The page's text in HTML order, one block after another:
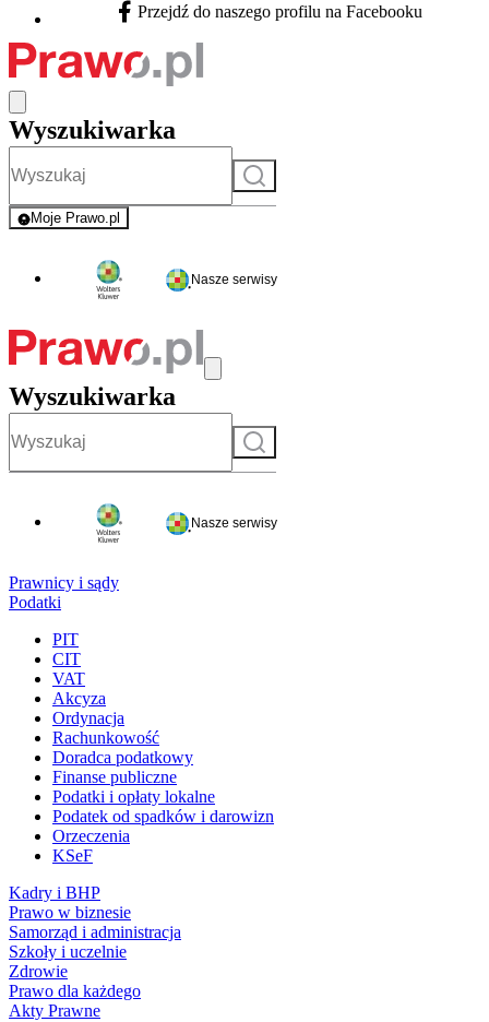
Facebook - otwiera się w nowej karcie
Przejdź do naszego profilu na Facebooku
Wyszukiwarka
Szukaj
Moje Prawo.pl
- rejestracja i logowanie do serwisu
Nasze serwisy
Wyszukiwarka
Szukaj
Nasze serwisy
Prawnicy i sądy
Podatki
PIT
CIT
VAT
Akcyza
Ordynacja
Rachunkowość
Doradca podatkowy
Finanse publiczne
Podatki i opłaty lokalne
Podatek od spadków i darowizn
Orzeczenia
KSeF
Kadry i BHP
Prawo w biznesie
Samorząd i administracja
Szkoły i uczelnie
Zdrowie
Prawo dla każdego
Akty Prawne